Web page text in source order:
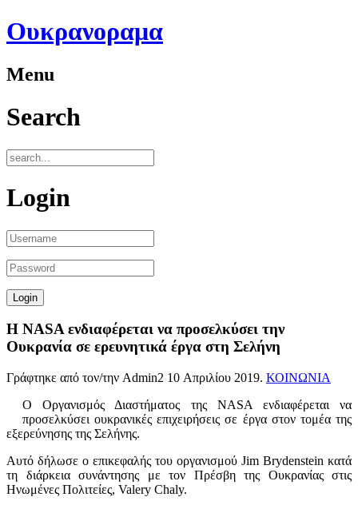
Ουκρανοραμα
Menu
Search
Login
Η NASA ενδιαφέρεται να προσελκύσει την
Ουκρανία σε ερευνητικά έργα στη Σελήνη
Γράφτηκε από τον/την Admin2 10 Απριλίου 2019. ΚΟΙΝΩΝΙΑ
Ο Οργανισμός Διαστήματος της NASA ενδιαφέρεται να
προσελκύσει ουκρανικές επιχειρήσεις σε έργα στον τομέα της
εξερεύνησης της Σελήνης.
Αυτό δήλωσε ο επικεφαλής του οργανισμού Jim Brydenstein κατά
τη διάρκεια συνάντησης με τον Πρέσβη της Ουκρανίας στις
Ηνωμένες Πολιτείες, Valery Chaly.